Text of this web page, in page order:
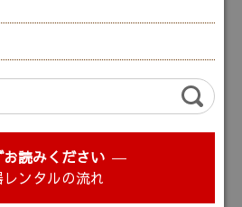
読みください
ンタルの流れ